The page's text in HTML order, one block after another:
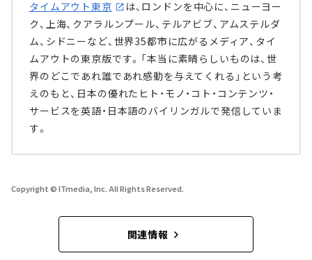
タイムアウト東京
は、ロンドンを中心に、ニューヨー
ク、上海、クアラルンプール、テルアビブ、アムステルダ
ム、シドニーなど、世界35都市に広がるメディア、タイ
ムアウトの東京版です。「本当に素晴らしいものは、世
界のどこであれ誰であれ感動を与えてくれる」という考
えのもと、日本の優れたヒト・モノ・コト・コンテンツ・
サービスを英語・日本語のバイリンガルで発信していま
す。
Copyright © ITmedia, Inc. All Rights Reserved.
関連情報